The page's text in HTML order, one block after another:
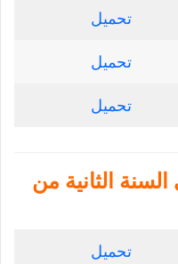
تحميل
تحميل
تحميل
الثانية من
تحميل